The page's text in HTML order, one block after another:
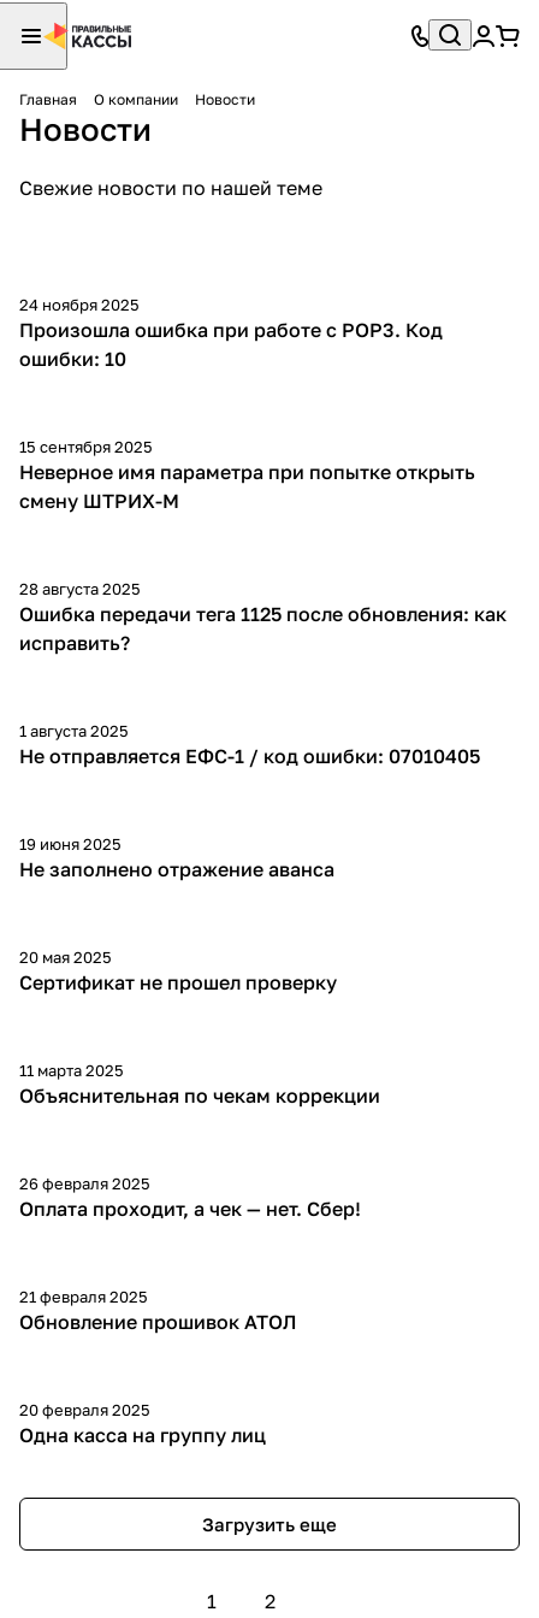
Главная О компании Новости
Новости
Свежие новости по нашей теме
24 ноября 2025
Произошла ошибка при работе с POP3. Код
ошибки: 10
15 сентября 2025
Неверное имя параметра при попытке открыть
смену ШТРИХ-М
28 августа 2025
Ошибка передачи тега 1125 после обновления: как
исправить?
1 августа 2025
Не отправляется ЕФС-1 / код ошибки: 07010405
19 июня 2025
Не заполнено отражение аванса
20 мая 2025
Сертификат не прошел проверку
11 марта 2025
Объяснительная по чекам коррекции
26 февраля 2025
Оплата проходит, а чек — нет. Сбер!
21 февраля 2025
Обновление прошивок АТОЛ
20 февраля 2025
Одна касса на группу лиц
Загрузить еще
1 2